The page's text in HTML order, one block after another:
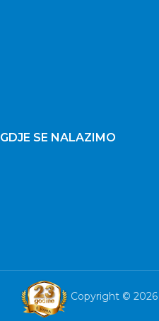
GDJE SE NALAZIMO
Copyright © 2026